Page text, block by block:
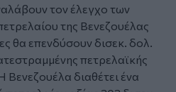
τον έλεγχο των
της Βενεζουέλας
θα επενδύσουν δισεκ. δολ.
πετρελαϊκής
Βενεζουέλα διαθέτει ένα